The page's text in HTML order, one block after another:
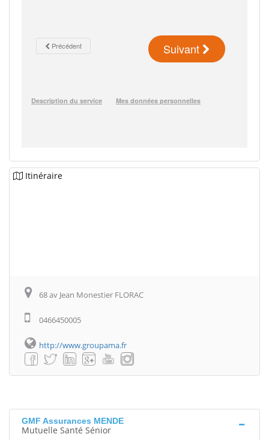
Itinéraire
68 av Jean Monestier FLORAC
0466450005
http://www.groupama.fr
GMF Assurances MENDE
Mutuelle Santé Sénior